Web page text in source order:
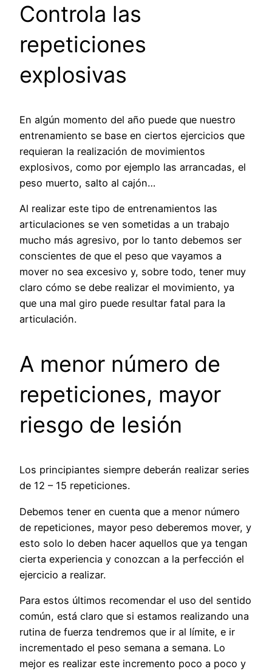
Controla las
repeticiones
explosivas
En algún momento del año puede que nuestro
entrenamiento se base en ciertos ejercicios que
requieran la realización de movimientos
explosivos, como por ejemplo las arrancadas, el
peso muerto, salto al cajón…
Al realizar este tipo de entrenamientos las
articulaciones se ven sometidas a un trabajo
mucho más agresivo, por lo tanto debemos ser
conscientes de que el peso que vayamos a
mover no sea excesivo y, sobre todo, tener muy
claro cómo se debe realizar el movimiento, ya
que una mal giro puede resultar fatal para la
articulación.
A menor número de
repeticiones, mayor
riesgo de lesión
Los principiantes siempre deberán realizar series
de 12 – 15 repeticiones.
Debemos tener en cuenta que a menor número
de repeticiones, mayor peso deberemos mover, y
esto solo lo deben hacer aquellos que ya tengan
cierta experiencia y conozcan a la perfección el
ejercicio a realizar.
Para estos últimos recomendar el uso del sentido
común, está claro que si estamos realizando una
rutina de fuerza tendremos que ir al límite, e ir
incrementado el peso semana a semana. Lo
mejor es realizar este incremento poco a poco y